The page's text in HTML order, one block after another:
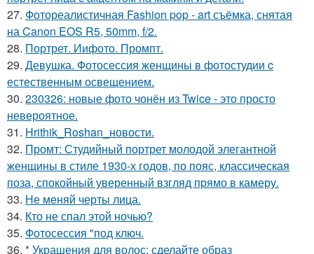
27. Фотореалистичная Fashion pop - art съёмка, снятая
на Canon EOS R5, 50mm, f/2.
28. Портрет. Иифото. Промпт.
29. Девушка. Фотосессия женщины в фотостудии c
естественным освещением.
30. 230326: новые фото чонён из Twice - это просто
невероятное.
31. Hrithik_Roshan_новости.
32. Промт: Студийный портрет молодой элегантной
женщины в стиле 1930-х годов, по пояс, классическая
поза, спокойный уверенный взгляд прямо в камеру.
33. Не меняй черты лица.
34. Кто не спал этой ночью?
35. Фотосессия "под ключ.
36. * Украшения для волос: сделайте образ